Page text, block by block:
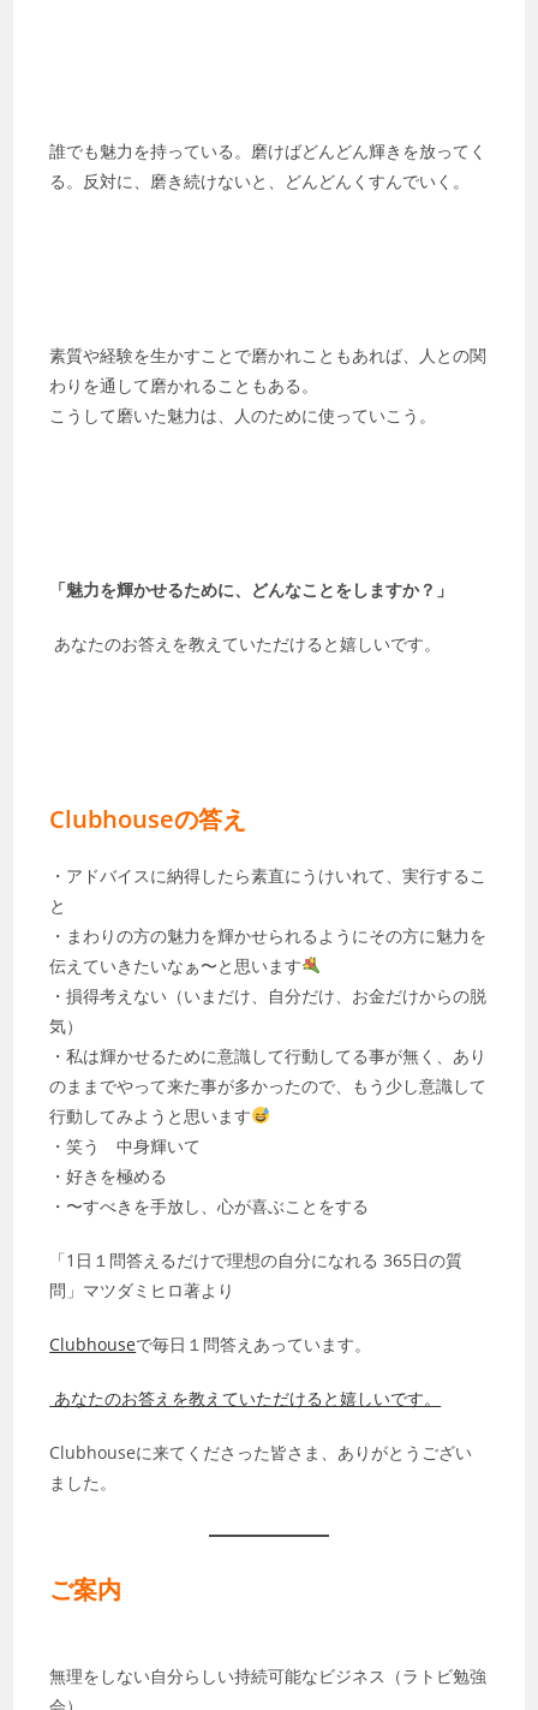
誰でも魅力を持っている。磨けばどんどん輝きを放ってく
る。反対に、磨き続けないと、どんどんくすんでいく。
素質や経験を生かすことで磨かれこともあれば、人との関
わりを通して磨かれることもある。
こうして磨いた魅力は、人のために使っていこう。
「魅力を輝かせるために、どんなことをしますか？」
あなたのお答えを教えていただけると嬉しいです。
Clubhouseの答え
・アドバイスに納得したら素直にうけいれて、実行するこ
と
・まわりの方の魅力を輝かせられるようにその方に魅力を
伝えていきたいなぁ〜と思います
・損得考えない（いまだけ、自分だけ、お金だけからの脱
気）
・私は輝かせるために意識して行動してる事が無く、あり
のままでやって来た事が多かったので、もう少し意識して
行動してみようと思います
・笑う 中身輝いて
・好きを極める
・〜すべきを手放し、心が喜ぶことをする
「1日１問答えるだけで理想の自分になれる 365日の質
問」マツダミヒロ著より
Clubhouseで毎日１問答えあっています。
あなたのお答えを教えていただけると嬉しいです。
Clubhouseに来てくださった皆さま、ありがとうござい
ました。
ご案内
無理をしない自分らしい持続可能なビジネス（ラトビ勉強
会）